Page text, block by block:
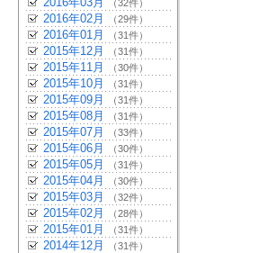
（32件）
2016年02月 （29件）
2016年01月 （31件）
2015年12月 （31件）
2015年11月 （30件）
2015年10月 （31件）
2015年09月 （31件）
2015年08月 （31件）
2015年07月 （33件）
2015年06月 （30件）
2015年05月 （31件）
2015年04月 （30件）
2015年03月 （32件）
2015年02月 （28件）
2015年01月 （31件）
2014年12月 （31件）